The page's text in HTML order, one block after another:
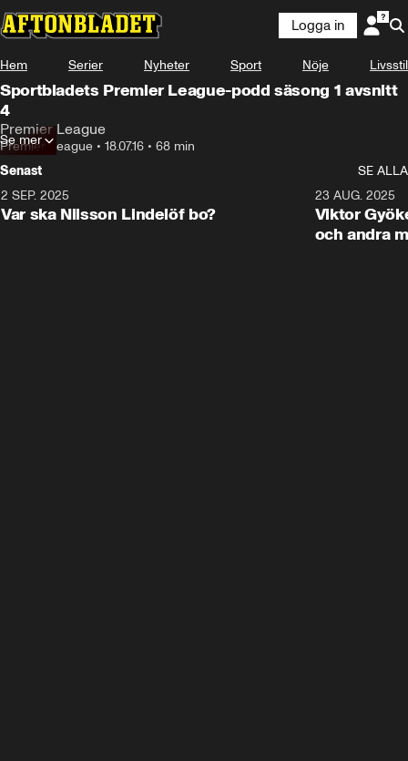
Logga in
Hem Serier Nyheter Sport Nöje Livsstil
Sportbladets Premier League-podd säsong 1 avsnitt
4
Premier League
Premier League • 18.07.16 • 68 min
Se mer
Senast
SE ALLA
2 SEP. 2025
Var ska Nilsson Lindelöf bo?
23 AUG. 2025
Viktor
och andra